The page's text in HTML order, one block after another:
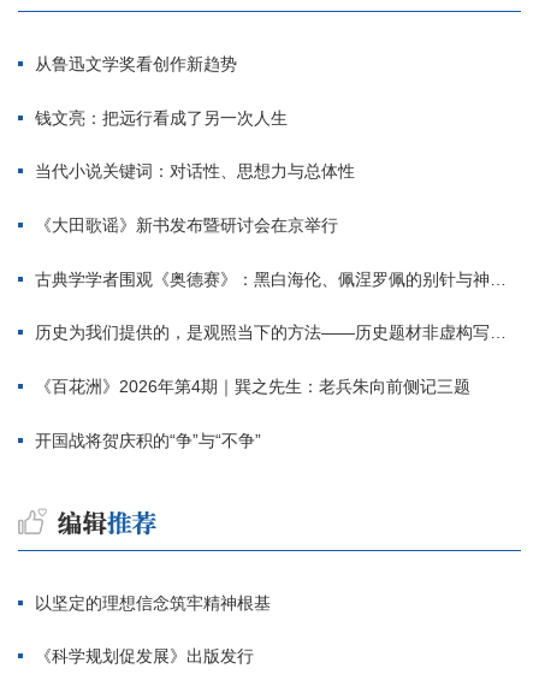
从鲁迅文学奖看创作新趋势
钱文亮：把远行看成了另一次人生
当代小说关键词：对话性、思想力与总体性
《大田歌谣》新书发布暨研讨会在京举行
古典学学者围观《奥德赛》：黑白海伦、佩涅罗佩的别针与神秘入侵者
历史为我们提供的，是观照当下的方法——历史题材非虚构写作多人谈
《百花洲》2026年第4期｜巽之先生：老兵朱向前侧记三题
开国战将贺庆积的“争”与“不争”
以坚定的理想信念筑牢精神根基
《科学规划促发展》出版发行